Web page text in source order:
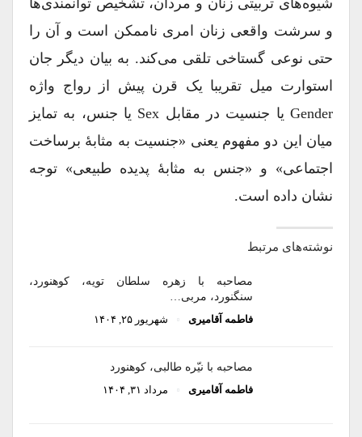
شیو‌ه‌های تربیتی زنان و مردان، تشخیص توانمندی‌ها
و سرشت واقعی زنان امری ناممکن است و آن را
حتی نوعی گستاخی تلقی می‌کند. به بیان دیگر جان
استوارت میل تقریبا یک قرن پیش از رواج واژه
Gender یا جنسیت در مقابل Sex یا جنس، به تمایز
میان این دو مفهوم یعنی «جنسیت به مثابۀ برساخت
اجتماعی» و «جنس به مثابۀ پدیده طبیعی» توجه
نشان داده است.
نوشته‌های مرتبط
مصاحبه با زهره سلطان‌ تویه، کوهنورد،
سنگنورد، مربی…
فاطمه آقامیری
شهریور ۲۵, ۱۴۰۴
مصاحبه با نیّره طالبی، کوهنورد
فاطمه آقامیری
مرداد ۳۱, ۱۴۰۴